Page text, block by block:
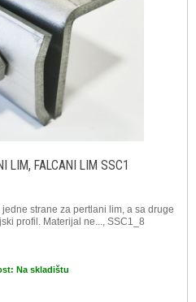
LIM, FALCANI LIM SSC1
strane za pertlani lim, a sa druge
profil. Materijal ne..., SSC1_8
Na skladištu